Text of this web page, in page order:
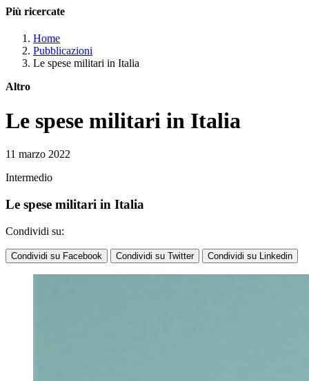
Più ricercate
Home
Pubblicazioni
Le spese militari in Italia
Altro
Le spese militari in Italia
11 marzo 2022
Intermedio
Le spese militari in Italia
Condividi su:
Condividi su Facebook Condividi su Twitter Condividi su Linkedin